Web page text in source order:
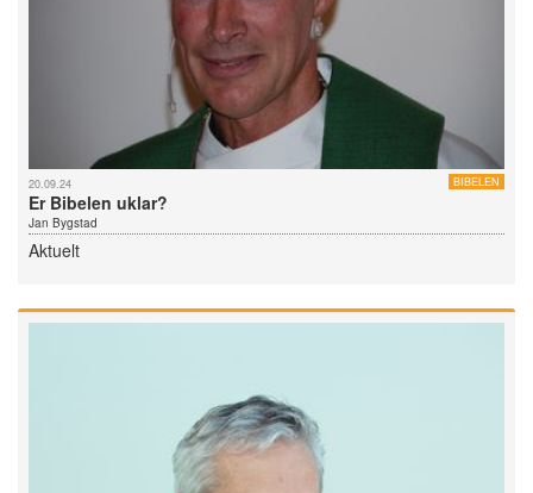
20.09.24 BIBELEN
Er Bibelen uklar?
Jan Bygstad
Aktuelt